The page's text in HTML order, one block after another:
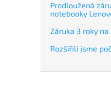
Prodloužená
notebooky
Záruka 3 roky na
Rozšířili jsme